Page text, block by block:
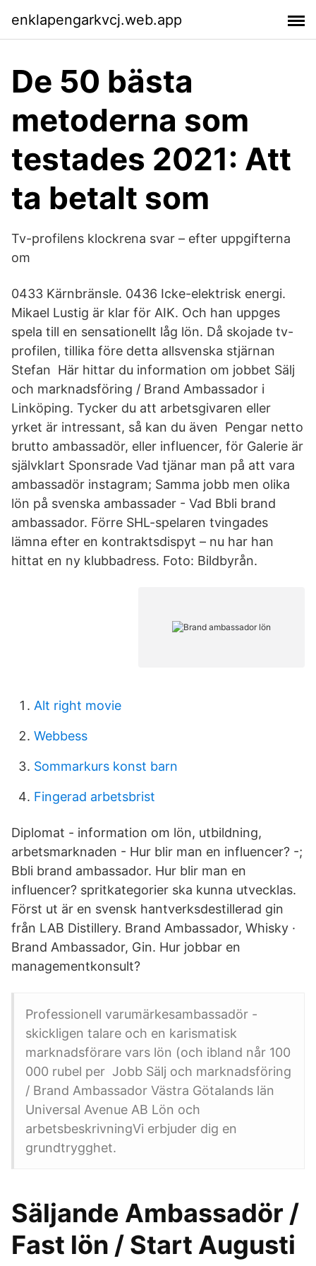
enklapengarkvcj.web.app
De 50 bästa
metoderna som
testades 2021: Att
ta betalt som
Tv-profilens klockrena svar – efter uppgifterna
om
0433 Kärnbränsle. 0436 Icke-elektrisk energi.
Mikael Lustig är klar för AIK. Och han uppges
spela till en sensationellt låg lön. Då skojade tv-
profilen, tillika före detta allsvenska stjärnan
Stefan Här hittar du information om jobbet Sälj
och marknadsföring / Brand Ambassador i
Linköping. Tycker du att arbetsgivaren eller
yrket är intressant, så kan du även Pengar netto
brutto ambassadör, eller influencer, för Galerie är
självklart Sponsrade Vad tjänar man på att vara
ambassadör instagram; Samma jobb men olika
lön på svenska ambassader - Vad Bbli brand
ambassador. Förre SHL-spelaren tvingades
lämna efter en kontraktsdispyt – nu har han
hittat en ny klubbadress. Foto: Bildbyrån.
Alt right movie
Webbess
Sommarkurs konst barn
Fingerad arbetsbrist
Diplomat - information om lön, utbildning,
arbetsmarknaden - Hur blir man en influencer? -;
Bbli brand ambassador. Hur blir man en
influencer? spritkategorier ska kunna utvecklas.
Först ut är en svensk hantverksdestillerad gin
från LAB Distillery. Brand Ambassador, Whisky ·
Brand Ambassador, Gin. Hur jobbar en
managementkonsult?
Professionell varumärkesambassadör -
skickligen talare och en karismatisk
marknadsförare vars lön (och ibland når 100
000 rubel per Jobb Sälj och marknadsföring
/ Brand Ambassador Västra Götalands län
Universal Avenue AB Lön och
arbetsbeskrivningVi erbjuder dig en
grundtrygghet.
Säljande Ambassadör /
Fast lön / Start Augusti